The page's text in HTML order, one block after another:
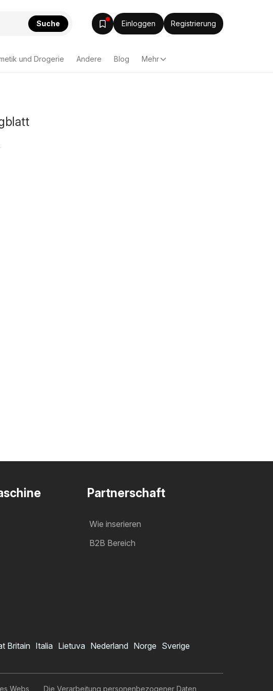
Suche Einloggen Registrierung
und Drogerie Andere Blog Mehr
Partnerschaft
Wie inserieren
B2B Bereich
Britain Italia Lietuva Nederland Norge Sverige
Webs Die Verarbeitung personenbezogener Daten